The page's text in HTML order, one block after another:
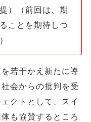
）（前回は、期
ことを期待しつ
若干かえ新たに導
会からの批判を受
クトとして、スイ
も協賛するところ